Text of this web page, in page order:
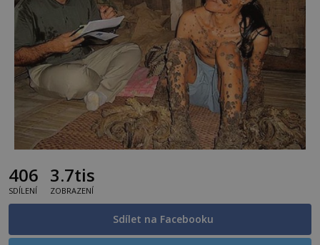
406
SDÍLENÍ
3.7tis
ZOBRAZENÍ
Sdílet na Facebooku